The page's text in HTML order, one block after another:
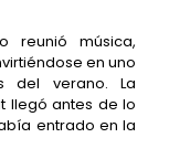
reunió música,
en uno
del verano. La
llegó antes de lo
entrado en la